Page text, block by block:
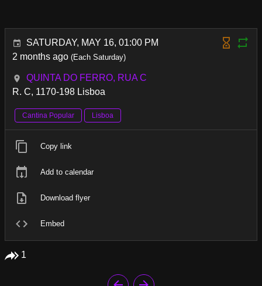
SATURDAY, MAY 16, 01:00 PM
2 months ago (Each Saturday)
QUINTA DO FERRO, RUA C
R. C, 1170-198 Lisboa
Cantina Popular Lisboa
Copy link
Add to calendar
Download flyer
Embed
1